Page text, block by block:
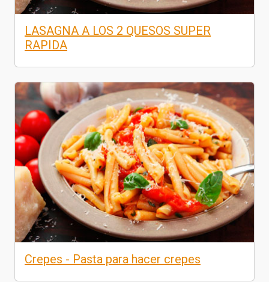
LASAGNA A LOS 2 QUESOS SUPER
RAPIDA
Crepes - Pasta para hacer crepes